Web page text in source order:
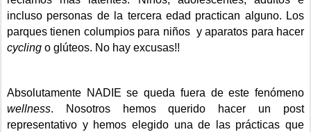
incluso personas de la tercera edad practican alguno. Los
parques tienen columpios para niños y aparatos para hacer
cycling o glúteos. No hay excusas!!
Absolutamente NADIE se queda fuera de este fenómeno
wellness. Nosotros hemos querido hacer un post
representativo y hemos elegido una de las prácticas que